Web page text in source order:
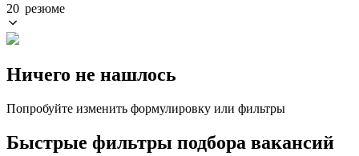
20 резюме
Ничего не нашлось
Попробуйте изменить формулировку или фильтры
Быстрые фильтры подбора вакансий